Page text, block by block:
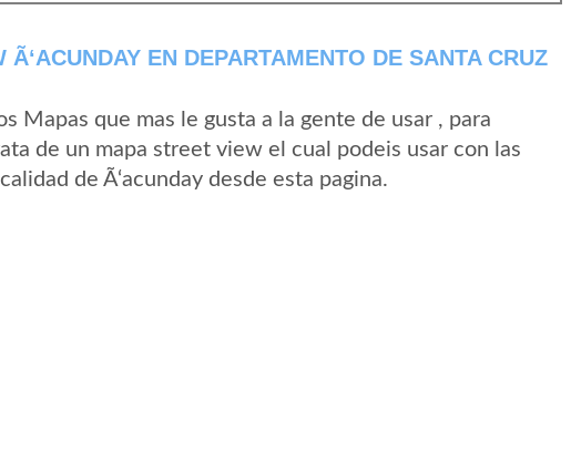
EN DEPARTAMENTO DE SANTA CRUZ
Mapas que mas le gusta a la gente de usar , para
de un mapa street view el cual podeis usar con las
de Ã‘acunday desde esta pagina.